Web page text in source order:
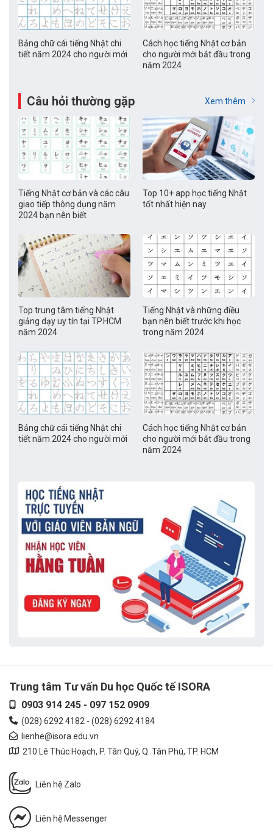
Bảng chữ cái tiếng Nhật chi
tiết năm 2024 cho người mới
Cách học tiếng Nhật cơ bản
cho người mới bắt đầu trong
năm 2024
Câu hỏi thường gặp Xem thêm
Tiếng Nhật cơ bản và các câu
giao tiếp thông dụng năm
2024 bạn nên biết
Top 10+ app học tiếng Nhật
tốt nhất hiện nay
Top trung tâm tiếng Nhật
giảng dạy uy tín tại TP.HCM
năm 2024
Tiếng Nhật và những điều
bạn nên biết trước khi học
trong năm 2024
Bảng chữ cái tiếng Nhật chi
tiết năm 2024 cho người mới
Cách học tiếng Nhật cơ bản
cho người mới bắt đầu trong
năm 2024
Trung tâm Tư vấn Du học Quốc tế ISORA
0903 914 245- 097 152 0909
(028) 6292 4182 - (028) 6292 4184
lienhe@isora.edu.vn
210 Lê Thúc Hoạch, P. Tân Quý, Q. Tân Phú, TP. HCM
Liên hệ Zalo
Liên hệ Messenger